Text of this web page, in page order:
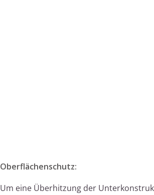
Oberflächenschutz:
Um eine Überhitzung der